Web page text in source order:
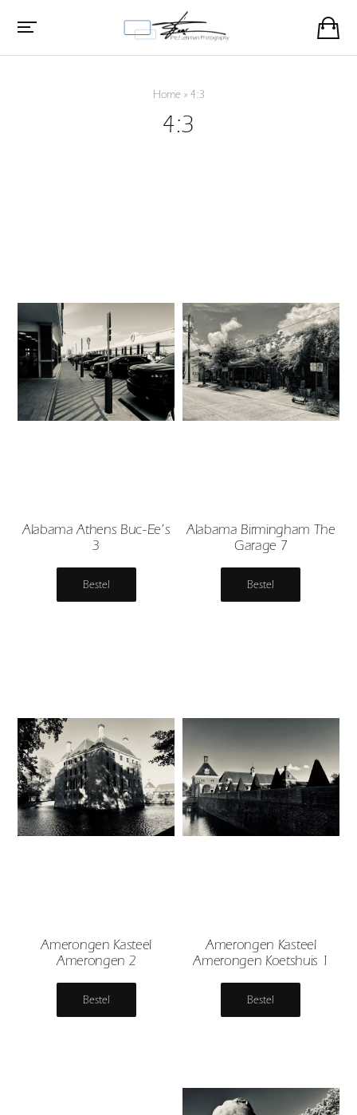
Home » 4:3
4:3
Alabama Athens Buc-Ee’s
3
Bestel
Alabama Birmingham The
Garage 7
Bestel
Amerongen Kasteel
Amerongen 2
Bestel
Amerongen Kasteel
Amerongen Koetshuis 1
Bestel